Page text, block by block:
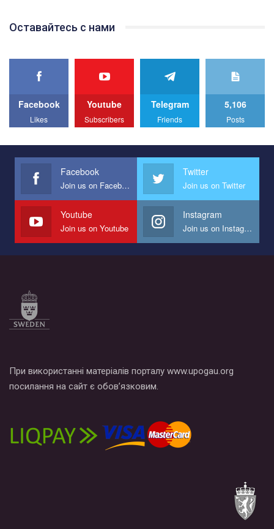
best video, representing programme for the development of
We appeal to your support and ask to help us implement our plan
All you have to do is to press "Like" below the video.
Эмоционально сильный ролик от команды "Гей-альянс
представляющий программу развития организации.
Мы просим вас поддержать нас и помочь нам реализовать
наш план по борьбе с насилием и дискриминацией на почве
СОГИ в Украине.
Все, что вам нужно сделать - это зайти на наш канал YouTube
Оставайтесь с нами
Facebook
Likes
Youtube
Subscribers
Telegram
Friends
5,106
Posts
Facebook
Join us on Facebook
Twitter
Join us on Twitter
Youtube
Join us on Youtube
Instagram
Join us on Instagram
При використанні матеріалів порталу www.upogau.org
посилання на сайт є обов’язковим.